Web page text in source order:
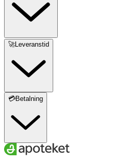
🚀Leveranstid
💳Betalning